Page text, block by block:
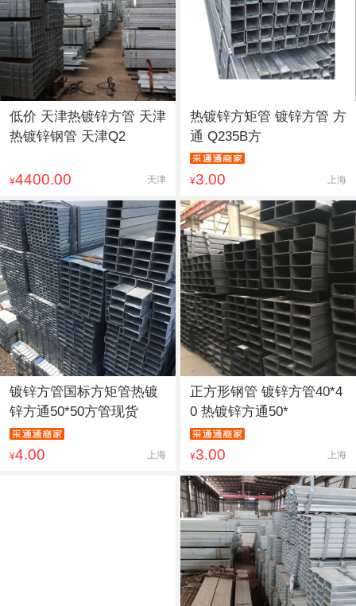
低价 天津热镀锌方管 天津
热镀锌钢管 天津Q2
¥4400.00 天津
热镀锌方矩管 镀锌方管 方
通 Q235B方
¥3.00 上海
镀锌方管国标方矩管热镀
锌方通50*50方管现货
¥4.00 上海
正方形钢管 镀锌方管40*4
0 热镀锌方通50*
¥3.00 上海